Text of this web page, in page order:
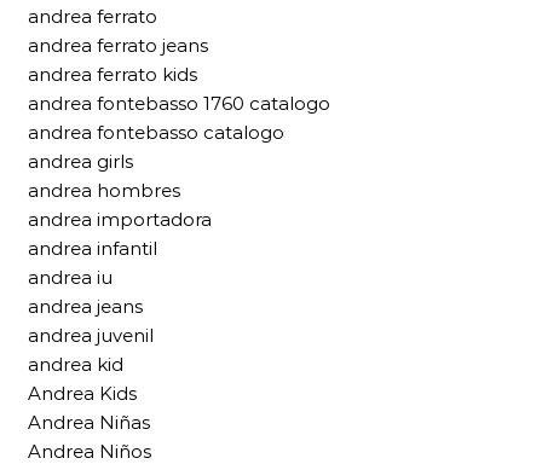
andrea ferrato
andrea ferrato jeans
andrea ferrato kids
andrea fontebasso 1760 catalogo
andrea fontebasso catalogo
andrea girls
andrea hombres
andrea importadora
andrea infantil
andrea iu
andrea jeans
andrea juvenil
andrea kid
Andrea Kids
Andrea Niñas
Andrea Niños